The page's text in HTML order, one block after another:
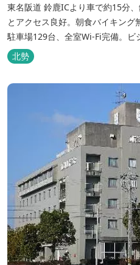
東名阪道 鈴鹿ICより車で約15分
とアクセス良好。朝食バイキン
駐車場129台、全室Wi-Fi完備。ビ
快適なホテルライフをご提供しま
北勢